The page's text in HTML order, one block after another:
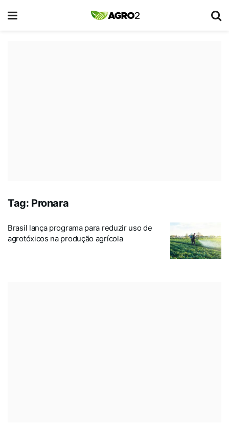
Tag: Pronara
Brasil lança programa para reduzir uso de
agrotóxicos na produção agrícola